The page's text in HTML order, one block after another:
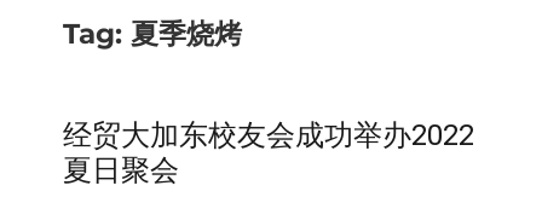
Tag: 夏季烧烤
经贸大加东校友会成功举办2022
夏日聚会